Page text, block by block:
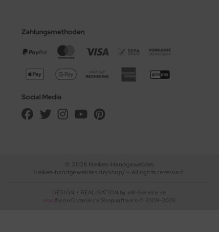
Zahlungsmethoden
Social Media
© 2026 Heikes-Handgewebtes
heikes-handgewebtes.de/shop/ - All rights reserved.
DESIGN + REALISATION by eW-Service.de
mod ified eCommerce Shopsoftware © 2009-2026